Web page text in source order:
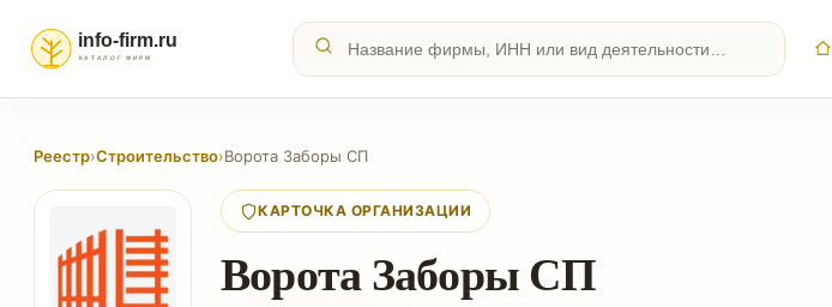
Реестр›Строительство›Ворота Заборы СП
КАРТОЧКА ОРГАНИЗАЦИИ
Ворота Заборы СП